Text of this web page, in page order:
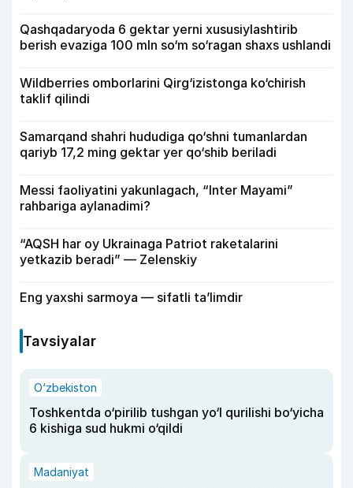
Qashqadaryoda 6 gektar yerni xususiylashtirib
berish evaziga 100 mln so‘m so‘ragan shaxs ushlandi
Wildberries omborlarini Qirg‘izistonga ko‘chirish
taklif qilindi
Samarqand shahri hududiga qo‘shni tumanlardan
qariyb 17,2 ming gektar yer qo‘shib beriladi
Messi faoliyatini yakunlagach, “Inter Mayami”
rahbariga aylanadimi?
“AQSH har oy Ukrainaga Patriot raketalarini
yetkazib beradi” — Zelenskiy
Eng yaxshi sarmoya — sifatli ta’limdir
Tavsiyalar
O‘zbekiston
Toshkentda o‘pirilib tushgan yo‘l qurilishi bo‘yicha
6 kishiga sud hukmi o‘qildi
Madaniyat